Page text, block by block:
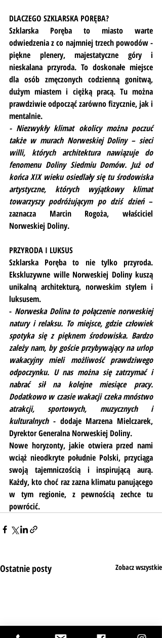
DLACZEGO SZKLARSKA PORĘBA?
Szklarska Poręba to miasto warte
odwiedzenia z co najmniej trzech powodów -
piękne plenery, majestatyczne góry i
nieskalana przyroda. To doskonałe miejsce
dla osób zmęczonych codzienną gonitwą,
dużym miastem i ciężką pracą. Tu można
prawdziwie odpocząć zarówno fizycznie, jak i
mentalnie.
- Niezwykły klimat okolicy można poczuć
także w murach Norweskiej Doliny – sieci
willi, których architektura nawiązuje do
fenomenu Doliny Siedmiu Domów. Już od
końca XIX wieku osiedlały się tu środowiska
artystyczne, których wyjątkowy klimat
towarzyszy podróżującym po dziś dzień –
zaznacza Marcin Rogoża, właściciel
Norweskiej Doliny.
PRZYRODA I LUKSUS
Szklarska Poręba to nie tylko przyroda.
Ekskluzywne wille Norweskiej Doliny kuszą
unikalną architekturą, norweskim stylem i
luksusem.
- Norweska Dolina to połączenie norweskiej
natury i relaksu. To miejsce, gdzie człowiek
spotyka się z pięknem środowiska. Bardzo
zależy nam, by goście przybywający na urlop
wakacyjny mieli możliwość prawdziwego
odpoczynku. U nas można się zatrzymać i
nabrać sił na kolejne miesiące pracy.
Dodatkowo w czasie wakacji czeka mnóstwo
atrakcji, sportowych, muzycznych i
kulturalnych - dodaje Marzena Mielczarek,
Dyrektor Generalna Norweskiej Doliny.
Nowe horyzonty, jakie otwiera przed nami
wciąż nieodkryte południe Polski, przyciąga
swoją tajemniczością i inspirującą aurą.
Każdy, kto choć raz zazna klimatu panującego
w tym regionie, z pewnością zechce tu
powrócić.
Ostatnie posty Zobacz wszystkie